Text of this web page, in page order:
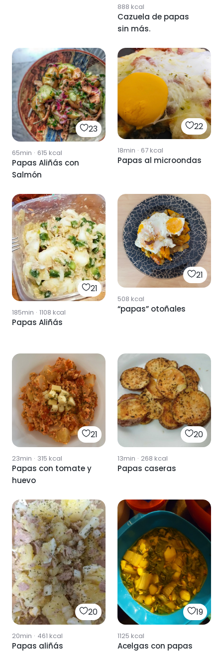
888 kcal
Cazuela de papas
sin más.
23
65min · 615 kcal
Papas Aliñás con
Salmón
22
18min · 67kcal
Papas al microondas
21
185min · 1108 kcal
Papas Aliñás
21
508 kcal
“papas” otoñales
21
23min · 315 kcal
Papas con tomate y
huevo
20
13min · 268 kcal
Papas caseras
20
20min · 461 kcal
Papas aliñás
19
1125 kcal
Acelgas con papas